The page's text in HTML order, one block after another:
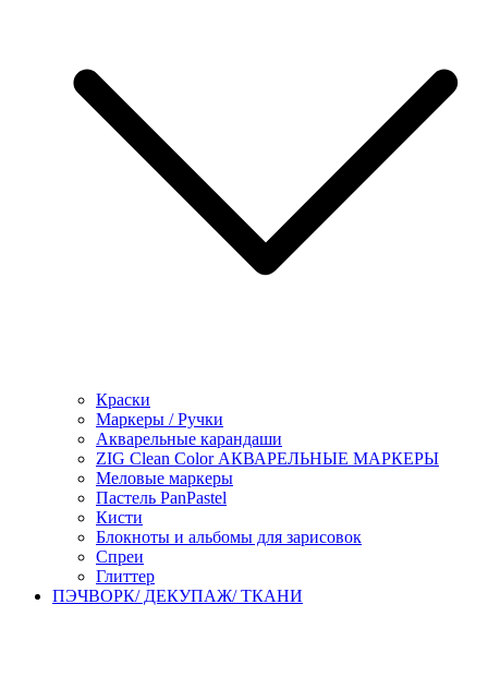
Краски
Маркеры / Ручки
Акварельные карандаши
ZIG Clean Color АКВАРЕЛЬНЫЕ МАРКЕРЫ
Меловые маркеры
Пастель PanPastel
Кисти
Блокноты и альбомы для зарисовок
Спреи
Глиттер
ПЭЧВОРК/ ДЕКУПАЖ/ ТКАНИ